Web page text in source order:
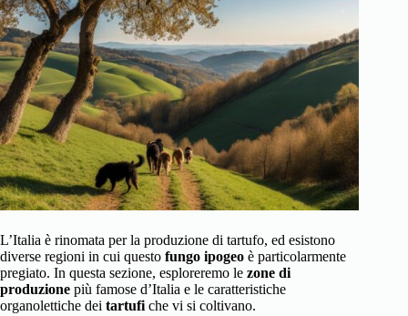
L’Italia è rinomata per la produzione di tartufo, ed esistono
diverse regioni in cui questo fungo ipogeo è particolarmente
pregiato. In questa sezione, esploreremo le zone di
produzione più famose d’Italia e le caratteristiche
organolettiche dei tartufi che vi si coltivano.